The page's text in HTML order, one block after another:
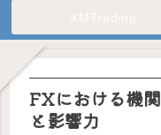
FXにおける機
と影響力